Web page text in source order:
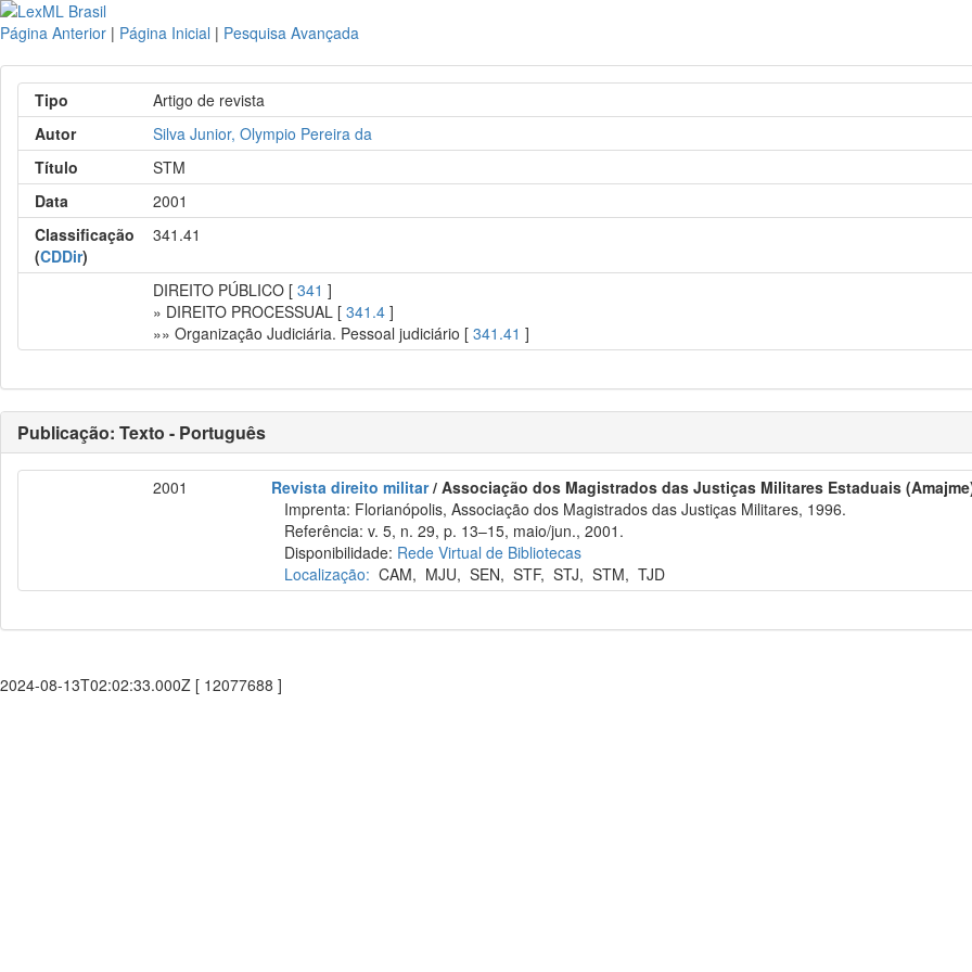
Página Anterior | Página Inicial | Pesquisa Avançada
Tipo
Artigo de revista
Autor
Silva Junior, Olympio Pereira da
Título
STM
Data
2001
Classificação
(CDDir)
341.41
DIREITO PÚBLICO [341 ]
» DIREITO PROCESSUAL [341.4 ]
»» Organização Judiciária. Pessoal judiciário [341.41 ]
Publicação: Texto - Português
2001 Revista direito militar/ Associação dos Magistrados das Justiças Militares Estaduais
Imprenta: Florianópolis, Associação dos Magistrados das Justiças Militares, 1996.
Referência: v. 5, n. 29, p. 13–15, maio/jun., 2001.
Disponibilidade: Rede Virtual de Bibliotecas
Localização: CAM, MJU,SEN,STF,STJ,STM,TJD
2024-08-13T02:02:33.000Z [ 12077688 ]